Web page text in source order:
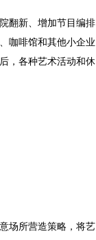
翻新、增加节目编排
咖啡馆和其他小企业
，各种艺术活动和休
场所营造策略，将艺